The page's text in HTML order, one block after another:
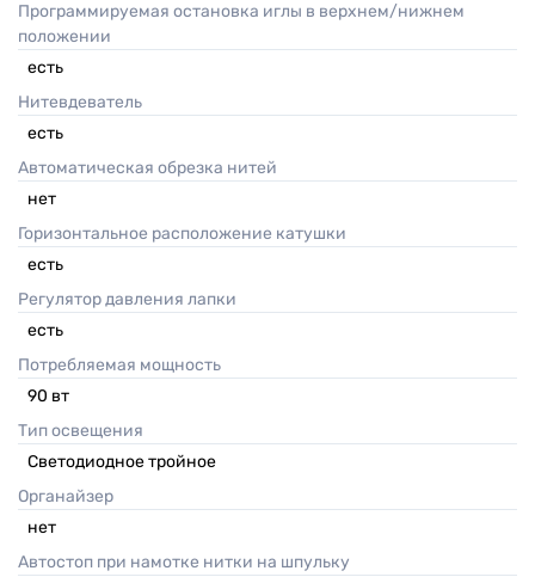
Программируемая остановка иглы в верхнем/нижнем
положении
есть
Нитевдеватель
есть
Автоматическая обрезка нитей
нет
Горизонтальное расположение катушки
есть
Регулятор давления лапки
есть
Потребляемая мощность
90 вт
Тип освещения
Светодиодное тройное
Органайзер
нет
Автостоп при намотке нитки на шпульку